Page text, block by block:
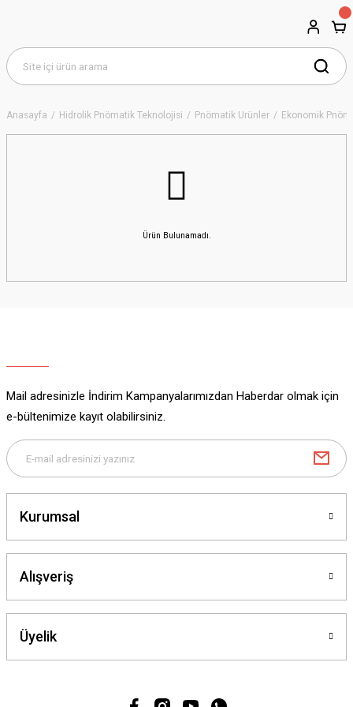
Anasayfa Hidrolik Pnömatik Teknolojisi Pnömatik Ürünler Ekonomik
Ürün Bulunamadı.
Mail adresinizle İndirim Kampanyalarımızdan Haberdar olmak için
e-bültenimize kayıt olabilirsiniz.
Kurumsal
Alışveriş
Üyelik